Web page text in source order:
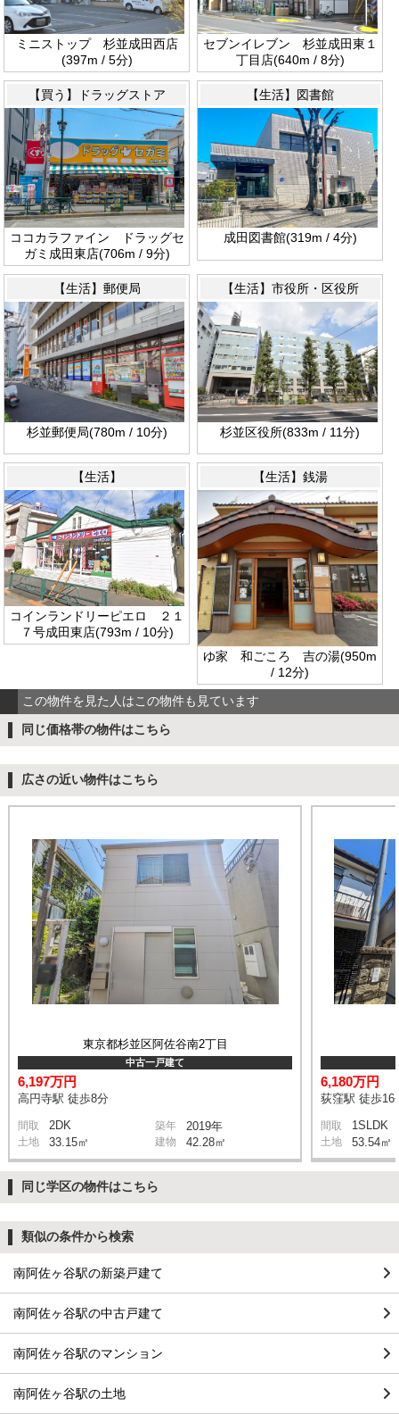
ミニストップ 杉並成田西店
(397m / 5分)
セブンイレブン 杉並成田東１
丁目店(640m / 8分)
【買う】ドラッグストア
ココカラファイン ドラッグセ
ガミ成田東店(706m / 9分)
【生活】図書館
成田図書館(319m / 4分)
【生活】郵便局
杉並郵便局(780m / 10分)
【生活】市役所・区役所
杉並区役所(833m / 11分)
【生活】
コインランドリーピエロ ２１
７号成田東店(793m / 10分)
【生活】銭湯
ゆ家 和ごころ 吉の湯(950m
/ 12分)
この物件を見た人はこの物件も見ています
同じ価格帯の物件はこちら
広さの近い物件はこちら
東京都杉並区阿佐谷南2丁目
中古一戸建て
6,197万円
高円寺駅 徒歩8分
間取 2DK 築年 2019年
土地 33.15㎡ 建物 42.28㎡
6,180万円
荻窪駅 徒歩16
間取 1SLDK
土地 53.54㎡
同じ学区の物件はこちら
類似の条件から検索
南阿佐ヶ谷駅の新築戸建て
南阿佐ヶ谷駅の中古戸建て
南阿佐ヶ谷駅のマンション
南阿佐ヶ谷駅の土地